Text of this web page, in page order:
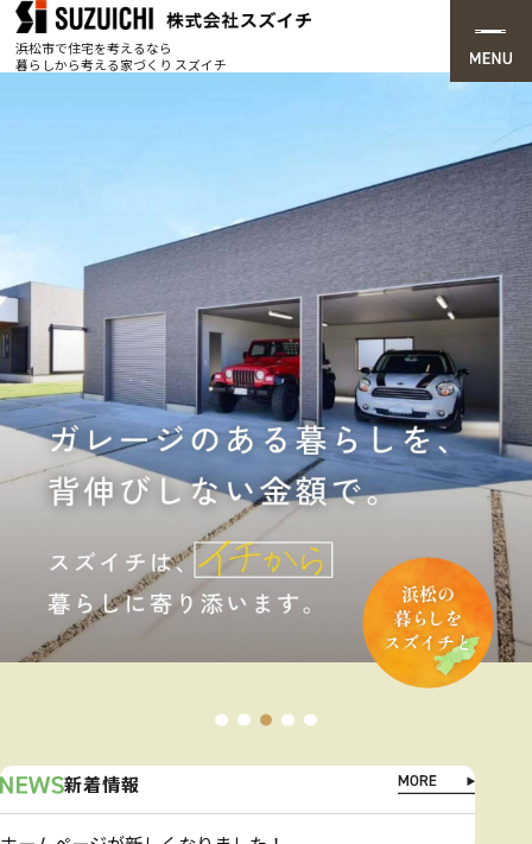
浜松市で住宅を考えるなら
暮らしから考える家づくり スズイチ
新着情報